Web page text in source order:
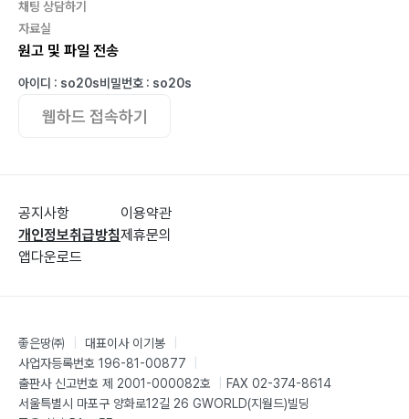
채팅 상담하기
자료실
원고 및 파일 전송
아이디 : so20s비밀번호 : so20s
웹하드 접속하기
공지사항
개인정보취급방침
앱다운로드
이용약관
제휴문의
좋은땅㈜ 대표이사 이기봉
사업자등록번호 196-81-00877
출판사 신고번호 제 2001-000082호
FAX 02-374-8614
서울특별시 마포구 양화로12길 26 GWORLD(지월드)빌딩